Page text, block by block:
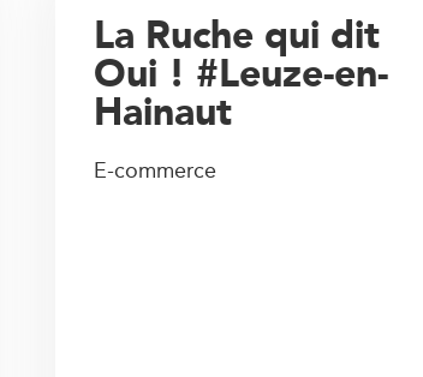
La Ruche qui dit
Oui ! #Leuze-en-
Hainaut
E-commerce